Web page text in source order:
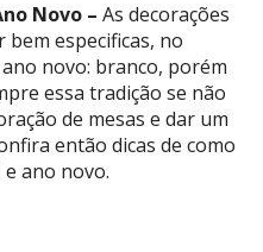
Novo –As decorações
bem especificas, no
novo: branco, porém
essa tradição se não
de mesas e dar um
então dicas de como
e ano novo.